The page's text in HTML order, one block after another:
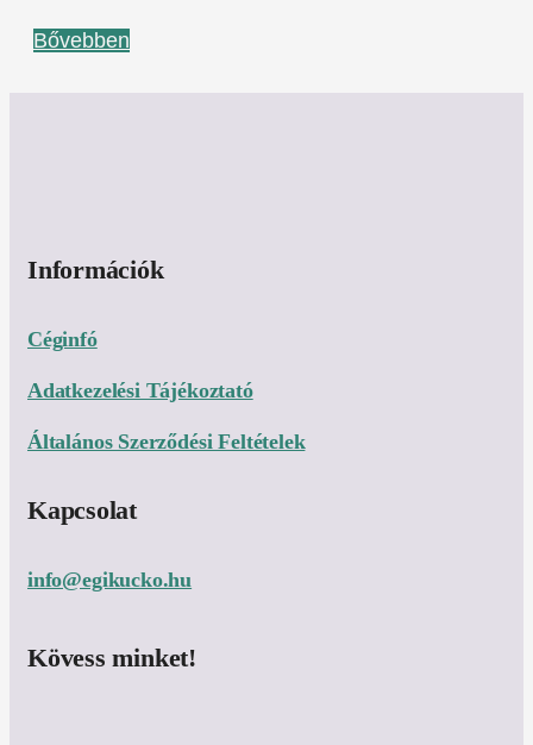
Bővebben
Információk
Céginfó
Adatkezelési Tájékoztató
Általános Szerződési Feltételek
Kapcsolat
info@egikucko.hu
Kövess minket!